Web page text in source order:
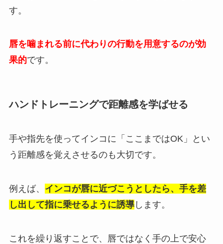
す。
唇を噛まれる前に代わりの行動を用意するのが効
果的です。
ハンドトレーニングで距離感を学ばせる
手や指先を使ってインコに「ここまではOK」とい
う距離感を覚えさせるのも大切です。
例えば、 インコが唇に近づこうとしたら、手を差
し出して指に乗せるように誘導します。
これを繰り返すことで、唇ではなく手の上で安心